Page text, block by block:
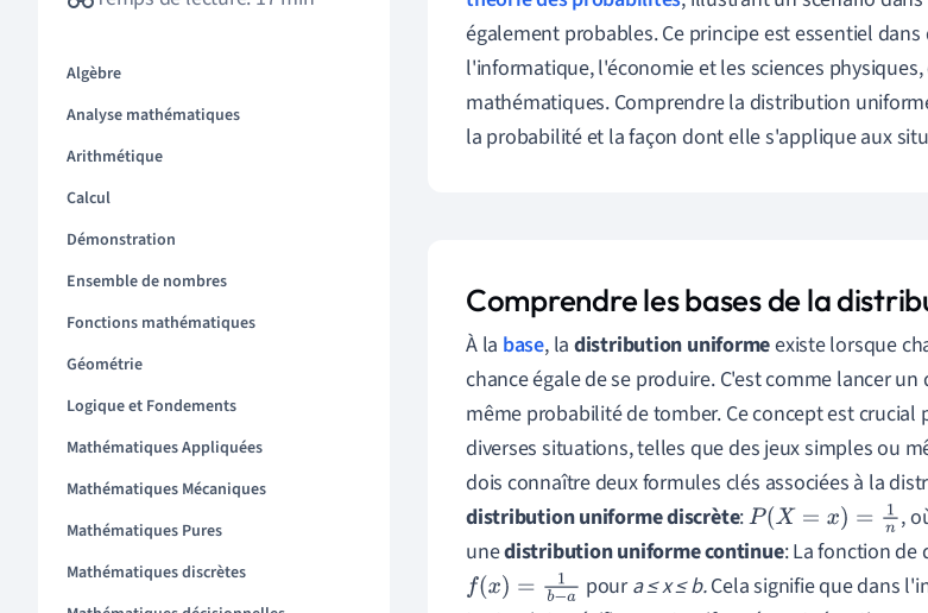
Algèbre
Analyse mathématiques
Arithmétique
Calcul
Démonstration
Ensemble de nombres
Fonctions mathématiques
Géométrie
Logique et Fondements
Mathématiques Appliquées
Mathématiques Mécaniques
Mathématiques Pures
Mathématiques discrètes
également probables. Ce principe est essentiel
l'informatique, l'économie et les sciences
mathématiques. Comprendre la distribution
la probabilité et la façon dont elle s'applique aux
Comprendre les bases de la
À la base, la distribution uniformeexiste lorsque
chance égale de se produire. C'est comme lancer un
même probabilité de tomber. Ce concept est
diverses situations, telles que des jeux simples ou
dois connaître deux formules clés associées à la
distribution uniforme discrète:P(X=x =1 n ,
unedistribution uniforme continue: La fonction de
f(x)=1 b− a poura ≤ x ≤ b.Cela signifie que dans